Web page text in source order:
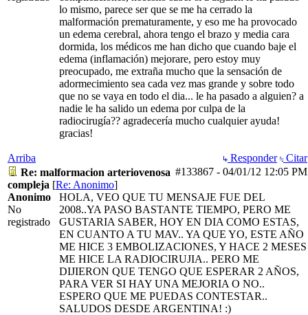
lo mismo, parece ser que se me ha cerrado la
malformación prematuramente, y eso me ha provocado
un edema cerebral, ahora tengo el brazo y media cara
dormida, los médicos me han dicho que cuando baje el
edema (inflamación) mejorare, pero estoy muy
preocupado, me extraña mucho que la sensación de
adormecimiento sea cada vez mas grande y sobre todo
que no se vaya en todo el dia... le ha pasado a alguien? a
nadie le ha salido un edema por culpa de la
radiocirugía?? agradecería mucho cualquier ayuda!
gracias!
Arriba Responder
Citar
#133867 - 04/01/12 12:05 PM
Re: malformacion arteriovenosa
compleja [Re: Anonimo]
Anonimo
No
registrado
HOLA, VEO QUE TU MENSAJE FUE DEL
2008..YA PASO BASTANTE TIEMPO, PERO ME
GUSTARIA SABER, HOY EN DIA COMO ESTAS,
EN CUANTO A TU MAV.. YA QUE YO, ESTE AÑO
ME HICE 3 EMBOLIZACIONES, Y HACE 2 MESES
ME HICE LA RADIOCIRUJIA.. PERO ME
DIJIERON QUE TENGO QUE ESPERAR 2 AÑOS,
PARA VER SI HAY UNA MEJORIA O NO..
ESPERO QUE ME PUEDAS CONTESTAR..
SALUDOS DESDE ARGENTINA! :)